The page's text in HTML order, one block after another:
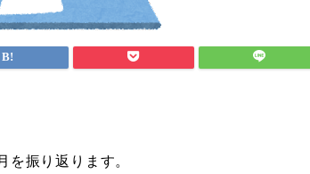
振り返ります。